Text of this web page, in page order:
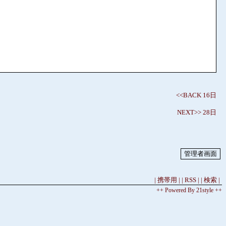
<<BACK 16日
NEXT>> 28日
| 携帯用 | | RSS | | 検索 |
++ Powered By 21style ++